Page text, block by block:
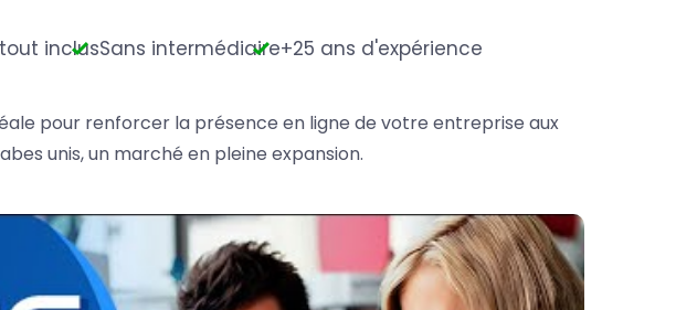
tout inclusSans intermédiaire+25 ans d'expérience
pour renforcer la présence en ligne de votre entreprise aux
unis, un marché en pleine expansion.